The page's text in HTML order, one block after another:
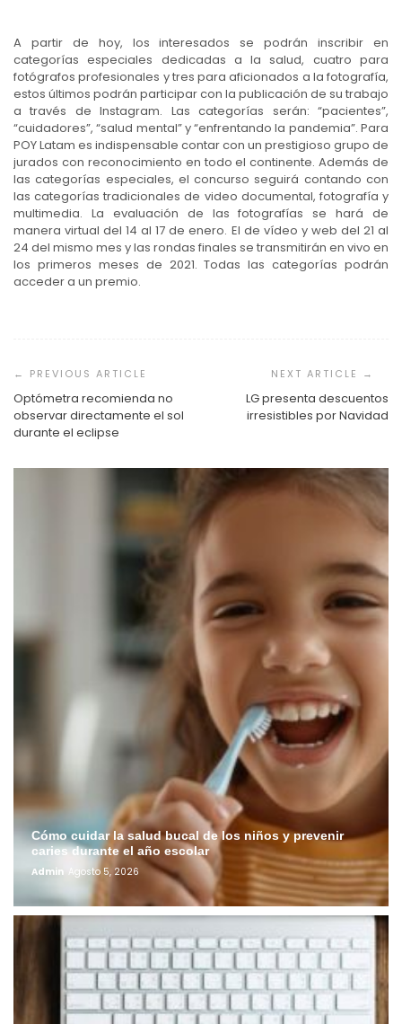
A partir de hoy, los interesados se podrán inscribir en
categorías especiales dedicadas a la salud, cuatro para
fotógrafos profesionales y tres para aficionados a la fotografía,
estos últimos podrán participar con la publicación de su trabajo
a través de Instagram. Las categorías serán: “pacientes”,
“cuidadores”, “salud mental” y “enfrentando la pandemia”. Para
POY Latam es indispensable contar con un prestigioso grupo de
jurados con reconocimiento en todo el continente. Además de
las categorías especiales, el concurso seguirá contando con
las categorías tradicionales de video documental, fotografía y
multimedia. La evaluación de las fotografías se hará de
manera virtual del 14 al 17 de enero. El de vídeo y web del 21 al
24 del mismo mes y las rondas finales se transmitirán en vivo en
los primeros meses de 2021. Todas las categorías podrán
acceder a un premio.
de
entradas
Optómetra recomienda no
observar directamente el sol
durante el eclipse
LG presenta descuentos
irresistibles por Navidad
Cómo cuidar la salud bucal de los niños y prevenir
caries durante el año escolar
Admin Agosto 5, 2026